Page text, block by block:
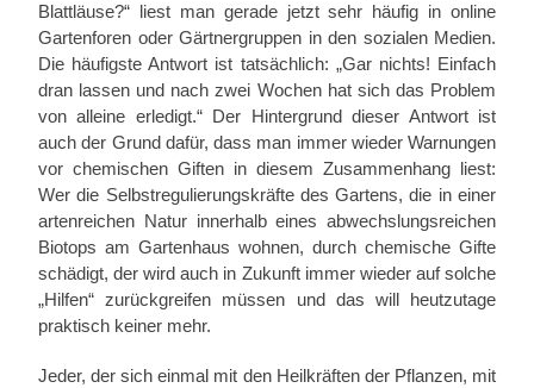
Blattläuse?“ liest man gerade jetzt sehr häufig in online
Gartenforen oder Gärtnergruppen in den sozialen Medien.
Die häufigste Antwort ist tatsächlich: „Gar nichts! Einfach
dran lassen und nach zwei Wochen hat sich das Problem
von alleine erledigt.“ Der Hintergrund dieser Antwort ist
auch der Grund dafür, dass man immer wieder Warnungen
vor chemischen Giften in diesem Zusammenhang liest:
Wer die Selbstregulierungskräfte des Gartens, die in einer
artenreichen Natur innerhalb eines abwechslungsreichen
Biotops am Gartenhaus wohnen, durch chemische Gifte
schädigt, der wird auch in Zukunft immer wieder auf solche
„Hilfen“ zurückgreifen müssen und das will heutzutage
praktisch keiner mehr.
Jeder, der sich einmal mit den Heilkräften der Pflanzen, mit